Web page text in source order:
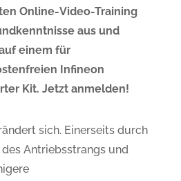
Online-Video-Training
aus und
einem für
Infineon
Kit. Jetzt anmelden!
sich. Einerseits durch
Antriebsstrangs und